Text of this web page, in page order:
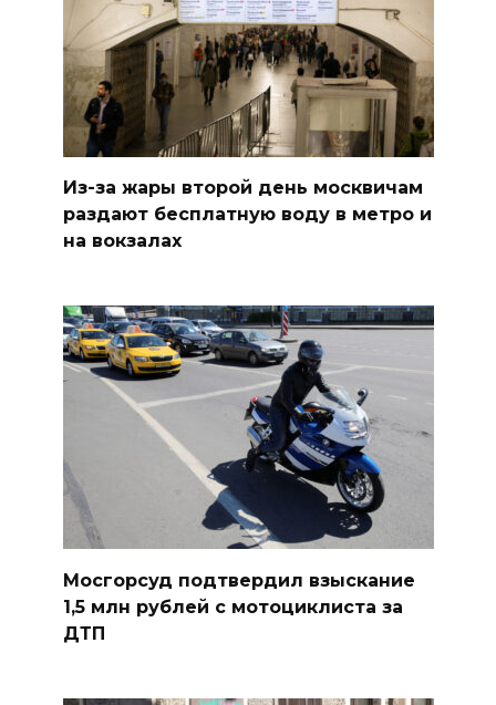
Из-за жары второй день москвичам
раздают бесплатную воду в метро и
на вокзалах
Мосгорсуд подтвердил взыскание
1,5 млн рублей с мотоциклиста за
ДТП